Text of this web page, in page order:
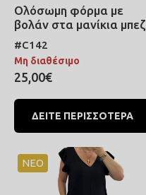
Ολόσωμη φόρμα με
βολάν στα μανίκια μπεζ
#C142
Μη διαθέσιμο
25,00€
ΔΕΙΤΕ ΠΕΡΙΣΣΟΤΕΡΑ
ΝΕΟ